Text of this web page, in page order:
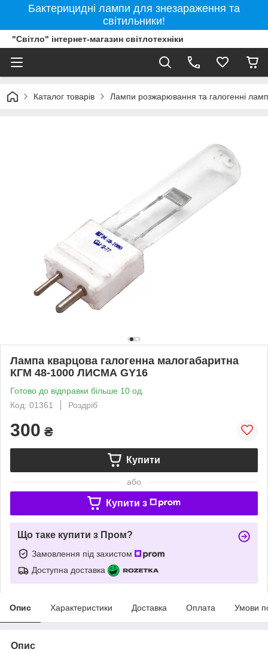
Бактерицидні лампи для знезараження та
світильники!
"Світло" інтернет-магазин світлотехніки
Каталог товарів Лампи розжарювання та галогенні
Лампа кварцова галогенна малогабаритна
КГМ 48-1000 ЛИСМА GY16
Готово до відправки більше 10 од.
Код: 01361
Роздріб
300 ₴
Купити
або
Купити з
Що таке купити з Пром?
Замовлення під захистом
Доступна доставка
Опис Характеристики Доставка Оплата Умови
Опис